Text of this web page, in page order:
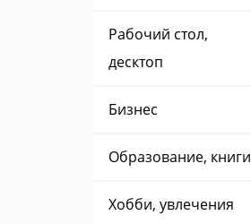
Рабочий стол,
десктоп
Бизнес
Образование, книги
Хобби, увлечения